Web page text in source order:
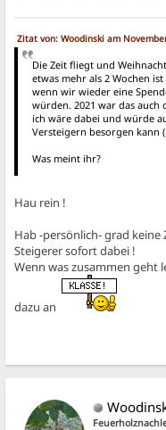
Zitat von: Woodinski am
Die Zeit fliegt und
etwas mehr als 2 Wochen
wenn wir wieder eine
würden. 2021 war das auch
ich wäre dabei und würde
Versteigern besorgen kann
Was meint ihr?
Hau rein !
Hab -persönlich- grad keine
Steigerer sofort dabei !
Wenn was zusammen geht
dazu an